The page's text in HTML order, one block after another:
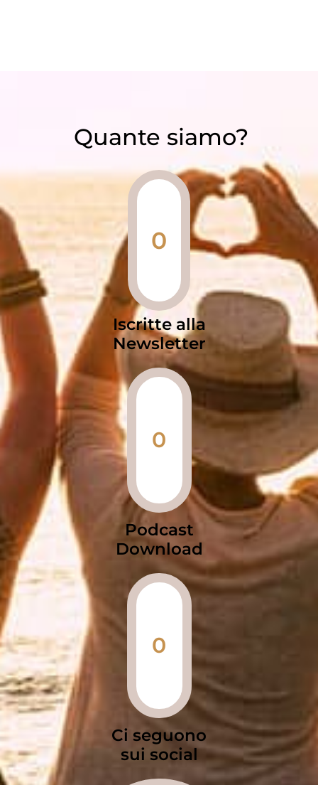
Quante siamo?
0
Iscritte alla
Newsletter
0
Podcast
Download
0
Ci seguono
sui social